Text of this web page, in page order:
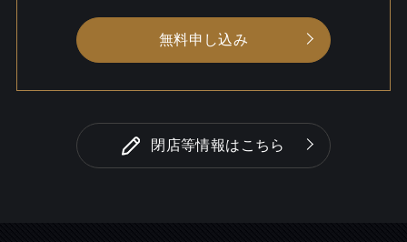
無料申し込み
閉店等情報はこちら